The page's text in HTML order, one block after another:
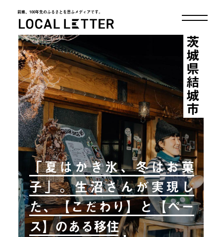
前略、100年先のふるさとを思ふメディアです。
LOCAL LETTER
「夏はかき氷、冬はお菓
子」。生沼さんが実現し
た、【こだわり】と【ペー
ス】のある移住
茨城県結城市